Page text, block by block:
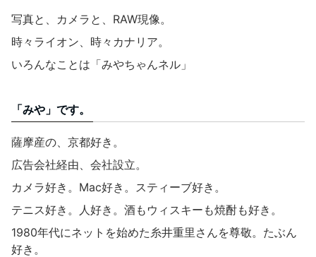
写真と、カメラと、RAW現像。
時々ライオン、時々カナリア。
いろんなことは「みやちゃんネル」
「みや」です。
薩摩産の、京都好き。
広告会社経由、会社設立。
カメラ好き。Mac好き。スティーブ好き。
テニス好き。人好き。酒もウィスキーも焼酎も好き。
1980年代にネットを始めた糸井重里さんを尊敬。たぶん
好き。